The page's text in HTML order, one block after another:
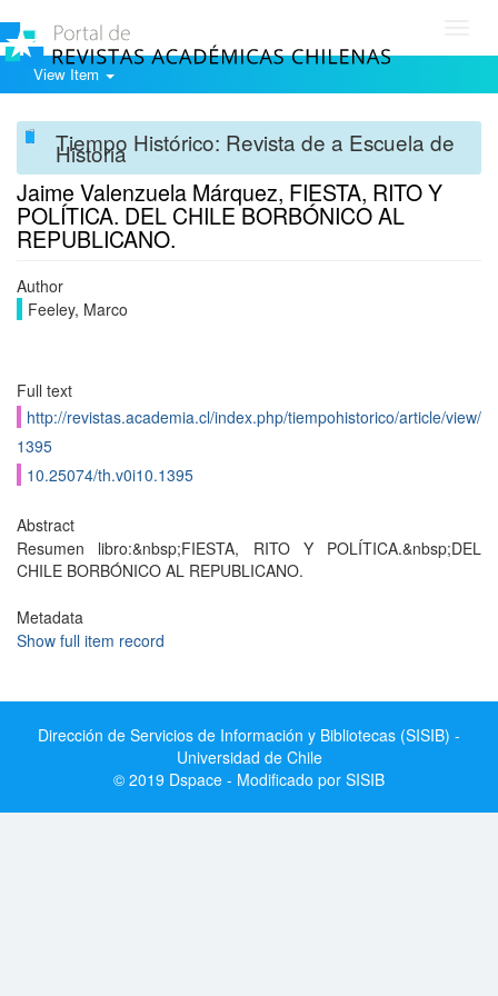
View Item
Tiempo Histórico: Revista de a Escuela de
Historia
Jaime Valenzuela Márquez, FIESTA, RITO Y
POLÍTICA. DEL CHILE BORBÓNICO AL
REPUBLICANO.
Author
Feeley, Marco
Full text
http://revistas.academia.cl/index.php/tiempohistorico/article/view/
1395
10.25074/th.v0i10.1395
Abstract
Resumen libro:&nbsp;FIESTA, RITO Y POLÍTICA.&nbsp;DEL
CHILE BORBÓNICO AL REPUBLICANO.
Metadata
Show full item record
Dirección de Servicios de Información y Bibliotecas (SISIB) -
Universidad de Chile
© 2019 Dspace - Modificado por SISIB